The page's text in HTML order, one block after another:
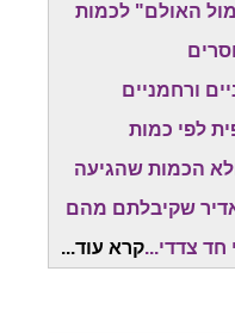
האולם" לכמות
ורחמניים
לפי כמות
הכמות שהגיעה
שקיבלתם מהם
צדדי...קרא עוד...